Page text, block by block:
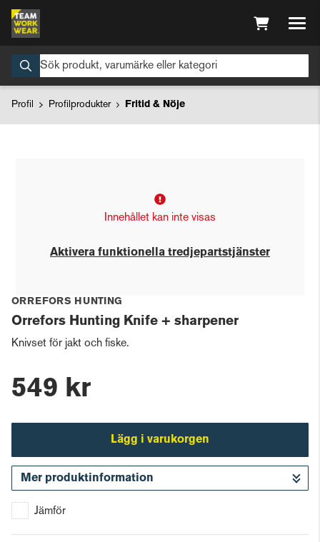
Profil Profilprodukter Fritid & Nöje
Innehållet kan inte visas
Aktivera funktionella tredjepartstjänster
ORREFORS HUNTING
Orrefors Hunting Knife + sharpener
Knivset för jakt och fiske.
549 kr
Lägg i varukorgen
Mer produktinformation
Jämför